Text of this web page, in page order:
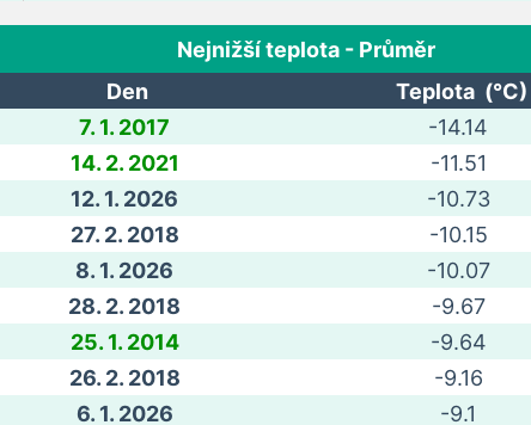
Nejnižší teplota - Průměr
Den
Teplota (°C)
7. 1. 2017
-14.14
14. 2. 2021
-11.51
12. 1. 2026
-10.73
27. 2. 2018
-10.15
8. 1. 2026
-10.07
28. 2. 2018
-9.67
25. 1. 2014
-9.64
26. 2. 2018
-9.16
6. 1. 2026
-9.1